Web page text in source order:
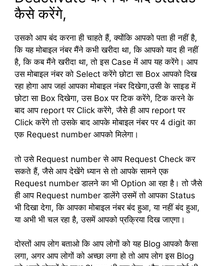
कैसे करेंगे,
उसको आप बंद करना ही चाहते हैं, क्योंकि आपको पता ही नहीं है,
कि यह मोबाइल नंबर मैंने कभी खरीदा था, कि आपको याद ही नहीं
है, कि कब मैंने खरीदा था, तो इस Case में आप यह करेंगे। आप
उस मोबाइल नंबर को Select करेंगे छोटा सा Box आपको दिख
रहा होगा आप जहां आपका मोबाइल नंबर दिखेगा,उसी के साइड में
छोटा सा Box दिखेगा, उस Box पर टिक करेंगे, टिक करने के
बाद आप report पर Click करेंगे, जैसे ही आप report पर
Click करेंगे तो उसके बाद आपके मोबाइल नंबर पर 4 digit का
एक Request number आपको मिलेगा।
तो उसे Request number से आप Request Check कर
सकते हैं, जैसे आप देखेंगे ध्यान से तो आपके सामने एक
Request number डालने का भी Option आ रहा है। तो जैसे
ही आप Request number डालेंगे उसमें तो आपका Status
भी दिखा देगा, कि आपका मोबाइल नंबर बंद हुआ, या नहीं बंद हुआ,
या अभी भी चल रहा है, उसमें आपको प्रक्रिया दिख जाएगा।
दोस्तों आप लोग बताओ कि आप लोगों को यह Blog आपको कैसा
लगा, अगर आप लोगों को अच्छा लगा हो तो आप लोग इस Blog